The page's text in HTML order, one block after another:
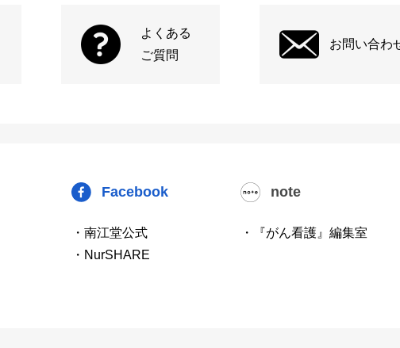
よくある
ご質問
お問い合わ
Facebook
・南江堂公式
・NurSHARE
note
・『がん看護』編集室